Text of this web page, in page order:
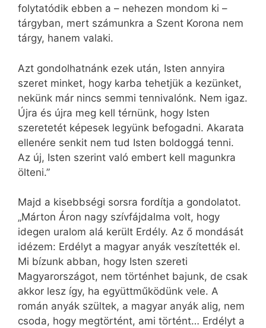
folytatódik ebben a – nehezen mondom ki –
tárgyban, mert számunkra a Szent Korona nem
tárgy, hanem valaki.
Azt gondolhatnánk ezek után, Isten annyira
szeret minket, hogy karba tehetjük a kezünket,
nekünk már nincs semmi tennivalónk. Nem igaz.
Újra és újra meg kell térnünk, hogy Isten
szeretetét képesek legyünk befogadni. Akarata
ellenére senkit nem tud Isten boldoggá tenni.
Az új, Isten szerint való embert kell magunkra
ölteni.”
Majd a kisebbségi sorsra fordítja a gondolatot.
„Márton Áron nagy szívfájdalma volt, hogy
idegen uralom alá került Erdély. Az ő mondását
idézem: Erdélyt a magyar anyák veszítették el.
Mi bízunk abban, hogy Isten szereti
Magyarországot, nem történhet bajunk, de csak
akkor lesz így, ha együttműködünk vele. A
román anyák szültek, a magyar anyák alig, nem
csoda, hogy megtörtént, ami történt… Erdélyt a